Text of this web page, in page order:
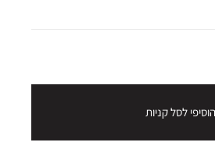
הוסיפי לסל קניות